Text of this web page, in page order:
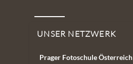
UNSER NETZWERK
Prager Fotoschule Österreich